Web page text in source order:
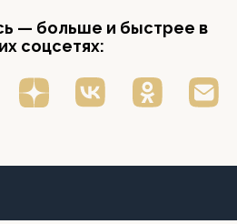
— больше и быстрее в
соцсетях: